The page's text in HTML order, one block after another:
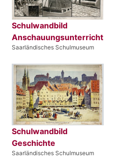
Schulwandbild
Anschauungsunterricht
Saarländisches Schulmuseum
Schulwandbild
Geschichte
Saarländisches Schulmuseum